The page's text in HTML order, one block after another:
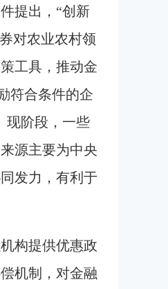
提出，“创新
对农业农村领
工具，推动金
符合条件的企
现阶段，一些
源主要为中央
发力，有利于
构提供优惠政
机制，对金融